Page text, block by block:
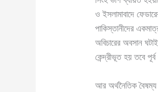
ও ইসলামাবাদে
পাকিস্তানীদের
অবিচারের অবসান
কেন্দ্রীভূত হয় তবে
আর অর্থনৈতিক বৈষম্য